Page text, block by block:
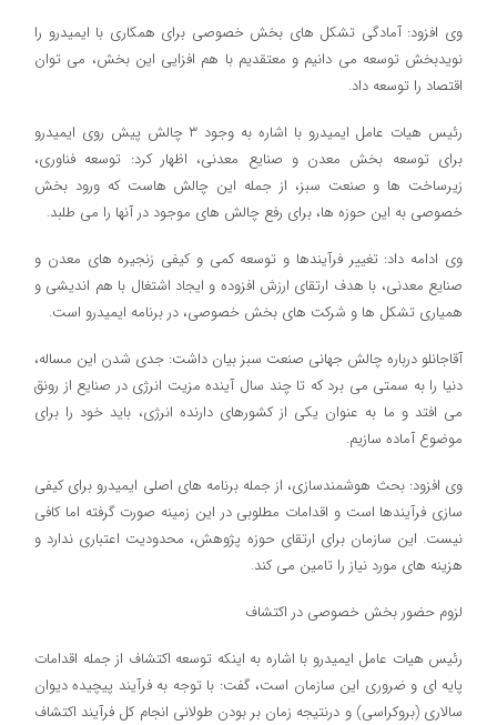
وی افزود: آمادگی تشکل های بخش خصوصی برای همکاری با ایمیدرو را
نویدبخش توسعه می دانیم و معتقدیم با هم افزایی این بخش، می توان
اقتصاد را توسعه داد.
رئیس هیات عامل ایمیدرو با اشاره به وجود ۳ چالش پیش روی ایمیدرو
برای توسعه بخش معدن و صنایع معدنی، اظهار کرد: توسعه فناوری،
زیرساخت ها و صنعت سبز، از جمله این چالش هاست که ورود بخش
خصوصی به این حوزه ها، برای رفع چالش های موجود در آنها را می طلبد.
وی ادامه داد: تغییر فرآیندها و توسعه کمی و کیفی زنجیره های معدن و
صنایع معدنی، با هدف ارتقای ارزش افزوده و ایجاد اشتغال با هم اندیشی و
همیاری تشکل ها و شرکت های بخش خصوصی، در برنامه ایمیدرو است.
آقاجانلو درباره چالش جهانی صنعت سبز بیان داشت: جدی شدن این مساله،
دنیا را به سمتی می برد که تا چند سال آینده مزیت انرژی در صنایع از رونق
می افتد و ما به عنوان یکی از کشورهای دارنده انرژی، باید خود را برای
موضوع آماده سازیم.
وی افزود: بحث هوشمندسازی، از جمله برنامه های اصلی ایمیدرو برای کیفی
سازی فرآیندها است و اقدامات مطلوبی در این زمینه صورت گرفته اما کافی
نیست. این سازمان برای ارتقای حوزه پژوهش، محدودیت اعتباری ندارد و
هزینه های مورد نیاز را تامین می کند.
لزوم حضور بخش خصوصی در اکتشاف
رئیس هیات عامل ایمیدرو با اشاره به اینکه توسعه اکتشاف از جمله اقدامات
پایه ای و ضروری این سازمان است، گفت: با توجه به فرآیند پیچیده دیوان
سالاری (بروکراسی) و درنتیجه زمان بر بودن طولانی انجام کل فرآیند اکتشاف